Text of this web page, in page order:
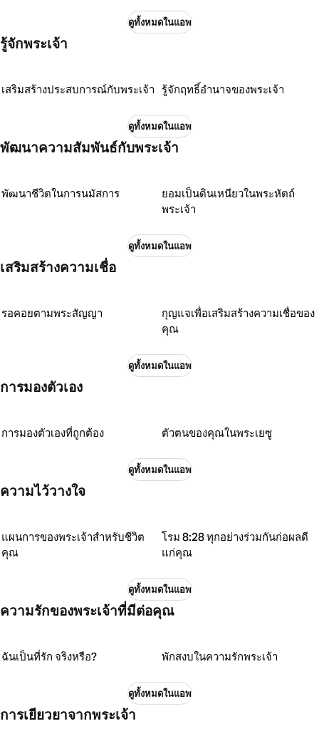
ดูทั้งหมดในแอพ
รู้จักพระเจ้า
เสริมสร้างประสบการณ์กับพระเจ้า รู้จักฤทธิ์อำนาจของพระเจ้า
ดูทั้งหมดในแอพ
พัฒนาความสัมพันธ์กับพระเจ้า
พัฒนาชีวิตในการนมัสการ
ยอมเป็นดินเหนียวในพระหัตถ์
พระเจ้า
ดูทั้งหมดในแอพ
เสริมสร้างความเชื่อ
รอคอยตามพระสัญญา
กุญแจเพื่อเสริมสร้างความเชื่อของ
คุณ
ดูทั้งหมดในแอพ
การมองตัวเอง
การมองตัวเองที่ถูกต้อง ตัวตนของคุณในพระเยซู
ดูทั้งหมดในแอพ
ความไว้วางใจ
แผนการของพระเจ้าสำหรับชีวิต
คุณ
โรม 8:28 ทุกอย่างร่วมกันก่อผลดี
แก่คุณ
ดูทั้งหมดในแอพ
ความรักของพระเจ้าที่มีต่อคุณ
ฉันเป็นที่รัก จริงหรือ? พักสงบในความรักพระเจ้า
ดูทั้งหมดในแอพ
การเยียวยาจากพระเจ้า